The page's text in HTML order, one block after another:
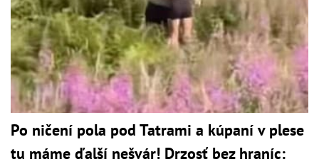
Po ničení pola pod Tatrami a kúpaní v plese
tu máme ďalší nešvár! Drzosť bez hraníc: